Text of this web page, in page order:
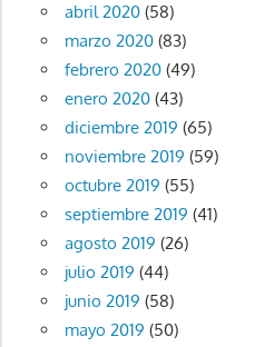
abril 2020(58)
marzo 2020(83)
febrero 2020(49)
enero 2020(43)
diciembre 2019 (65)
noviembre 2019 (59)
octubre 2019 (55)
septiembre 2019 (41)
agosto 2019 (26)
julio 2019 (44)
junio 2019 (58)
mayo 2019 (50)